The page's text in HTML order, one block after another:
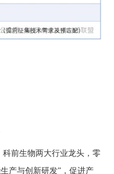
前生物两大行业龙头，零
产与创新研发”，促进产